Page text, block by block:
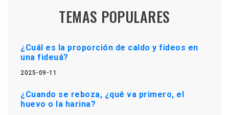
TEMAS POPULARES
¿Cuál es la proporción de caldo y fideos en
una fideuá?
2025-09-11
¿Cuando se reboza, ¿qué va primero, el
huevo o la harina?